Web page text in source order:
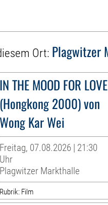
Ort: Plagwitzer
IN THE MOOD FOR LOVE
(Hongkong 2000) von
Wong Kar Wei
Freitag, 07.08.2026 | 21:30
Uhr
Plagwitzer Markthalle
Rubrik: Film